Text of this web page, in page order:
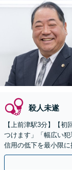
殺人未遂
【上前津駅3分】【
つけます」「幅広い
信用の低下を最小限に
ょう「被害者からの